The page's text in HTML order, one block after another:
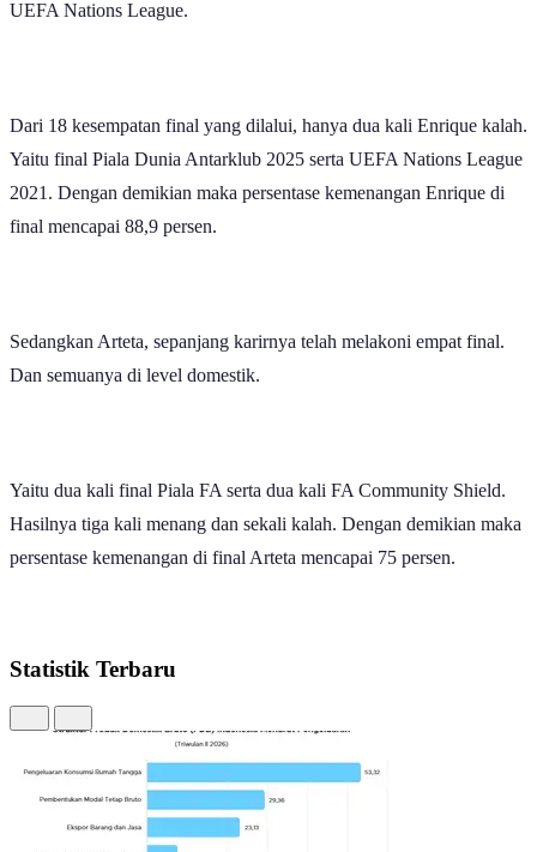
UEFA Nations League.
Dari 18 kesempatan final yang dilalui, hanya dua kali Enrique kalah.
Yaitu final Piala Dunia Antarklub 2025 serta UEFA Nations League
2021. Dengan demikian maka persentase kemenangan Enrique di
final mencapai 88,9 persen.
Sedangkan Arteta, sepanjang karirnya telah melakoni empat final.
Dan semuanya di level domestik.
Yaitu dua kali final Piala FA serta dua kali FA Community Shield.
Hasilnya tiga kali menang dan sekali kalah. Dengan demikian maka
persentase kemenangan di final Arteta mencapai 75 persen.
Statistik Terbaru